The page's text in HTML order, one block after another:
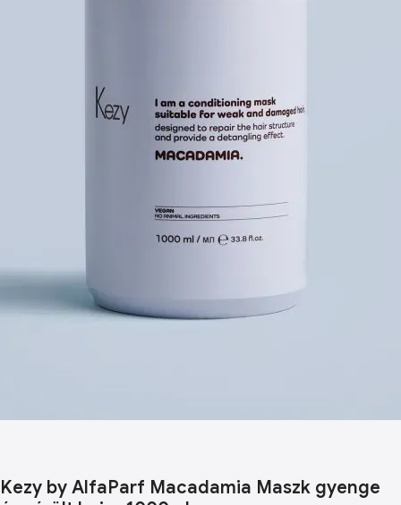
Kezy by AlfaParf Macadamia Maszk gyenge